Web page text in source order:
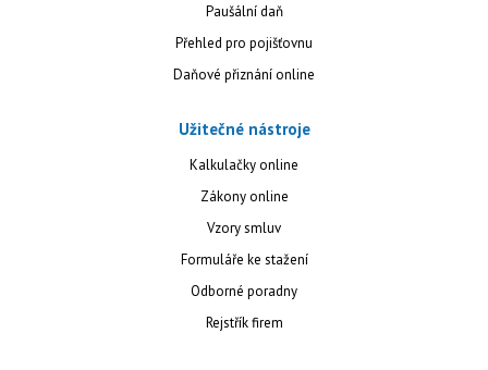
Paušální daň
Přehled pro pojišťovnu
Daňové přiznání online
Užitečné nástroje
Kalkulačky online
Zákony online
Vzory smluv
Formuláře ke stažení
Odborné poradny
Rejstřík firem